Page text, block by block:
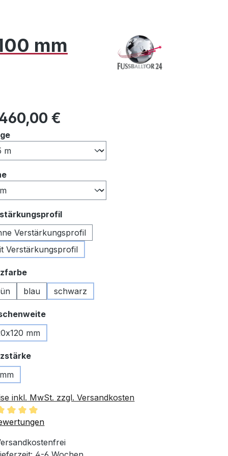
mm
Preis: €
auswählen
auswählen
auswählen
Verstärkungsprofil
Verstärkungsprofil
auswählen
blau schwarz
auswählen
mm
auswählen
inkl. MwSt. zzgl. Versandkosten
Bewertung von 5 von 5 Sternen